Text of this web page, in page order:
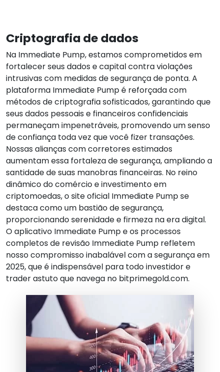
Criptografia de dados
Na Immediate Pump, estamos comprometidos em
fortalecer seus dados e capital contra violações
intrusivas com medidas de segurança de ponta. A
plataforma Immediate Pump é reforçada com
métodos de criptografia sofisticados, garantindo que
seus dados pessoais e financeiros confidenciais
permaneçam impenetráveis, promovendo um senso
de confiança toda vez que você fizer transações.
Nossas alianças com corretores estimados
aumentam essa fortaleza de segurança, ampliando a
santidade de suas manobras financeiras. No reino
dinâmico do comércio e investimento em
criptomoedas, o site oficial Immediate Pump se
destaca como um bastião de segurança,
proporcionando serenidade e firmeza na era digital.
O aplicativo Immediate Pump e os processos
completos de revisão Immediate Pump refletem
nosso compromisso inabalável com a segurança em
2025, que é indispensável para todo investidor e
trader astuto que navega no bitprimegold.com.